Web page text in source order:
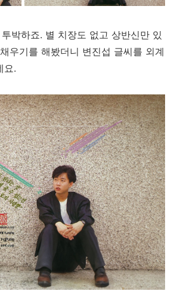
박하죠. 별 치장도 없고 상반신만 있
우기를 해봤더니 변진섭 글씨를 외계
요.